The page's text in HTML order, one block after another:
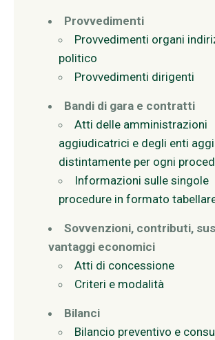
Provvedimenti
Provvedimenti organi
politico
Provvedimenti dirigenti
Bandi di gara e contratti
Atti delle amministrazioni
aggiudicatrici e degli enti
distintamente per ogni
Informazioni sulle singole
procedure in formato
Sovvenzioni, contributi,
vantaggi economici
Atti di concessione
Criteri e modalità
Bilanci
Bilancio preventivo e